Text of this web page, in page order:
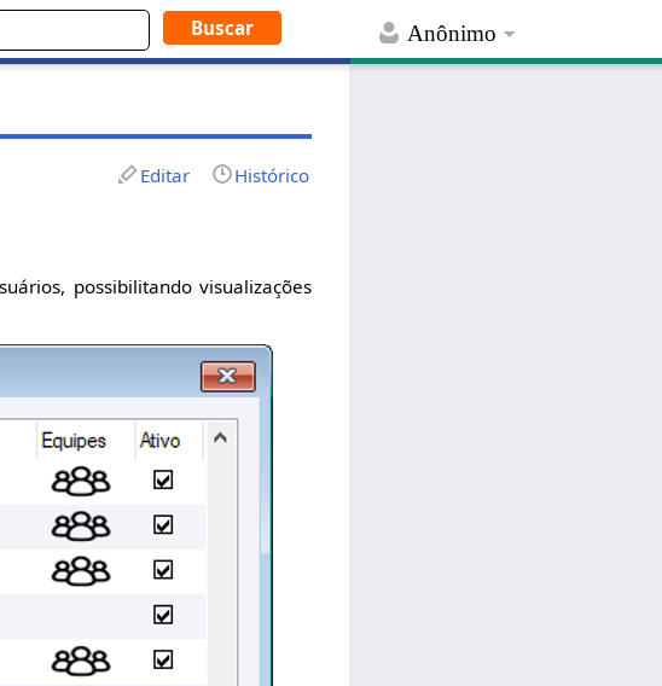
Anônimo
Editar Histórico
possibilitando visualizações